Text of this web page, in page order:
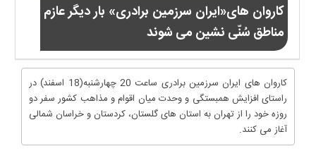
کاروان های«ایران سرزمین برادری» بار دیگر عازم
مناطق سُنّی نشین می شوند
کاروان های ایران سرزمین برادری ساعت 20 چهارشنبه(18 اسفند) در
راستای افزایش همبستگی و وحدت میان اقوام و مذاهب کشور سفر دو
روزه خود را از تهران به استان های گلستان، کردستان و خراسان شمالی
آغاز می کنند.